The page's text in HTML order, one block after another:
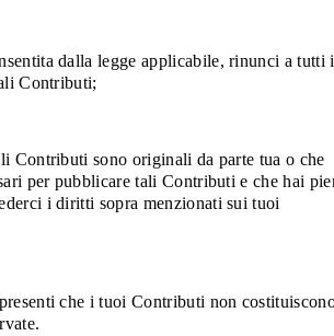
dalla legge applicabile, rinunci a tutti i
Contributi;
Contributi sono originali da parte tua o che
per pubblicare tali Contributi e che hai
i diritti sopra menzionati sui tuoi
che i tuoi Contributi non